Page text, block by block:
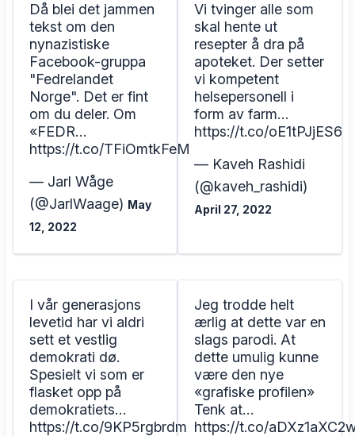
Då blei det jammen
tekst om den
nynazistiske
Facebook-gruppa
"Fedrelandet
Norge". Det er fint
om du deler. Om
«FEDR…
https://t.co/TFiOmtkFeM
— Jarl Wåge
(@JarlWaage) May
12, 2022
Vi tvinger alle som
skal hente ut
resepter å dra på
apoteket. Der setter
vi kompetent
helsepersonell i
form av farm…
https://t.co/oE1tPJjES6
— Kaveh Rashidi
(@kaveh_rashidi)
April 27, 2022
I vår generasjons
levetid har vi aldri
sett et vestlig
demokrati dø.
Spesielt vi som er
flasket opp på
demokratiets…
https://t.co/9KP5rgbrdm
Jeg trodde helt
ærlig at dette var en
slags parodi. At
dette umulig kunne
være den nye
«grafiske profilen»
Tenk at…
https://t.co/